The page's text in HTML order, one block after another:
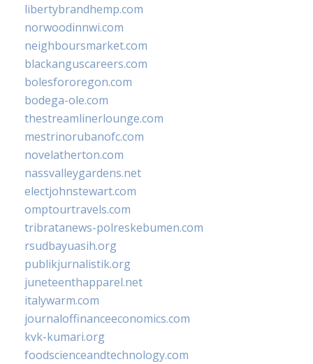
libertybrandhemp.com
norwoodinnwi.com
neighboursmarket.com
blackanguscareers.com
bolesfororegon.com
bodega-ole.com
thestreamlinerlounge.com
mestrinorubanofc.com
novelatherton.com
nassvalleygardens.net
electjohnstewart.com
omptourtravels.com
tribratanews-polreskebumen.com
rsudbayuasih.org
publikjurnalistik.org
juneteenthapparel.net
italywarm.com
journaloffinanceeconomics.com
kvk-kumari.org
foodscienceandtechnology.com